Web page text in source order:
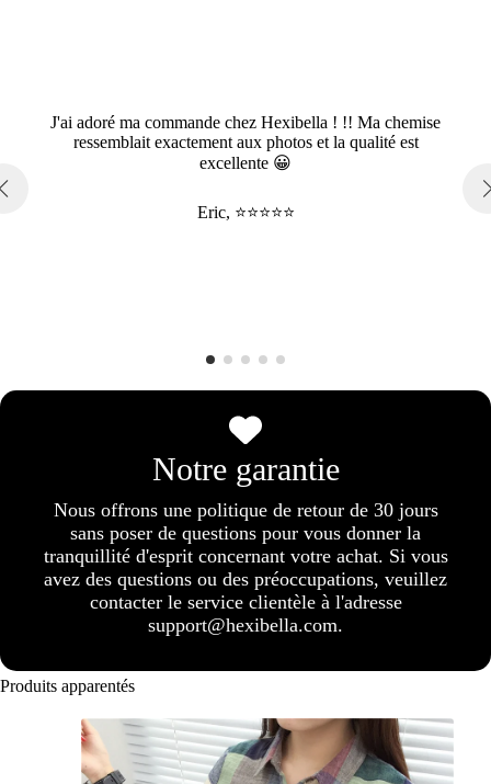
J'ai adoré ma commande chez Hexibella ! !! Ma chemise
ressemblait exactement aux photos et la qualité est
excellente 😀
Eric, ⭐⭐⭐⭐⭐
Notre garantie
Nous offrons une politique de retour de 30 jours
sans poser de questions pour vous donner la
tranquillité d'esprit concernant votre achat. Si vous
avez des questions ou des préoccupations, veuillez
contacter le service clientèle à l'adresse
support@hexibella.com.
Produits apparentés